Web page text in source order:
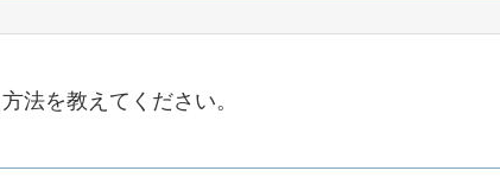
法を教えてください。